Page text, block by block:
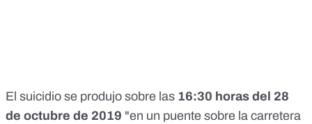
El suicidio se produjo sobre las 16:30 horas del 28
de octubre de 2019 "en un puente sobre la carretera